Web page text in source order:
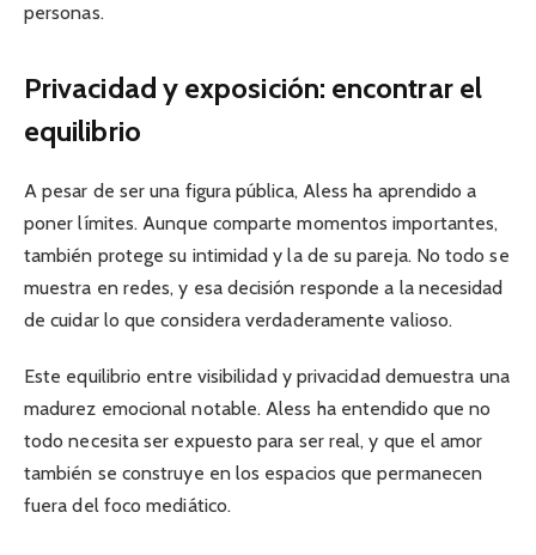
personas.
Privacidad y exposición: encontrar el
equilibrio
A pesar de ser una figura pública, Aless ha aprendido a
poner límites. Aunque comparte momentos importantes,
también protege su intimidad y la de su pareja. No todo se
muestra en redes, y esa decisión responde a la necesidad
de cuidar lo que considera verdaderamente valioso.
Este equilibrio entre visibilidad y privacidad demuestra una
madurez emocional notable. Aless ha entendido que no
todo necesita ser expuesto para ser real, y que el amor
también se construye en los espacios que permanecen
fuera del foco mediático.